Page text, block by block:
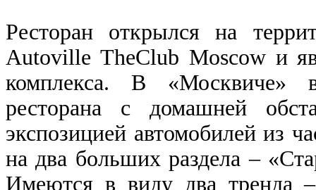
Ресторан открылся на
Autoville TheClub Moscow и
комплекса. В «Москвиче»
ресторана с домашней
экспозицией автомобилей из
на два больших раздела –
Имеются в виду два тренда